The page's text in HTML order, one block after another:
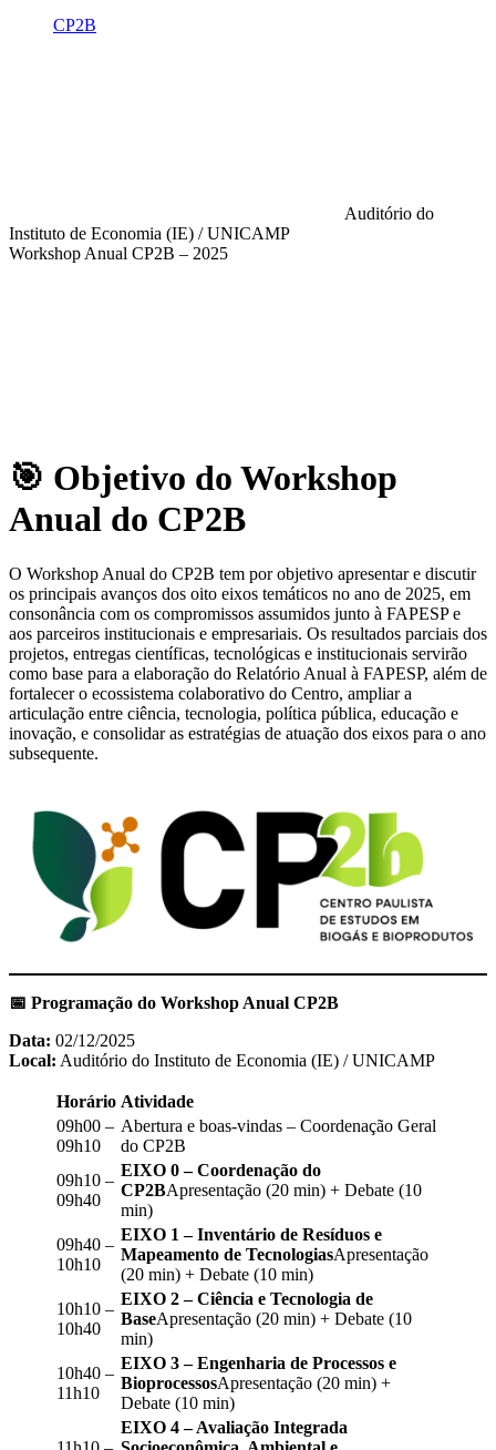
CP2B
Auditório do
Instituto de Economia (IE) / UNICAMP
Workshop Anual CP2B – 2025
🎯 Objetivo do Workshop
Anual do CP2B
O Workshop Anual do CP2B tem por objetivo apresentar e discutir
os principais avanços dos oito eixos temáticos no ano de 2025, em
consonância com os compromissos assumidos junto à FAPESP e
aos parceiros institucionais e empresariais. Os resultados parciais dos
projetos, entregas científicas, tecnológicas e institucionais servirão
como base para a elaboração do Relatório Anual à FAPESP, além de
fortalecer o ecossistema colaborativo do Centro, ampliar a
articulação entre ciência, tecnologia, política pública, educação e
inovação, e consolidar as estratégias de atuação dos eixos para o ano
subsequente.
📅 Programação do Workshop Anual CP2B
Data: 02/12/2025
Local: Auditório do Instituto de Economia (IE) / UNICAMP
Horário Atividade
09h00 –
09h10
Abertura e boas-vindas – Coordenação Geral
do CP2B
09h10 –
09h40
EIXO 0 – Coordenação do
CP2BApresentação (20 min) + Debate (10
min)
09h40 –
10h10
EIXO 1 – Inventário de Resíduos e
Mapeamento de TecnologiasApresentação
(20 min) + Debate (10 min)
10h10 –
10h40
EIXO 2 – Ciência e Tecnologia de
BaseApresentação (20 min) + Debate (10
min)
10h40 –
11h10
EIXO 3 – Engenharia de Processos e
BioprocessosApresentação (20 min) +
Debate (10 min)
EIXO 4 – Avaliação Integrada